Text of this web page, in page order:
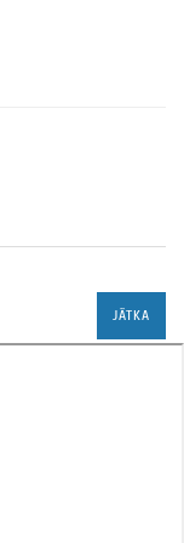
JÄTKA